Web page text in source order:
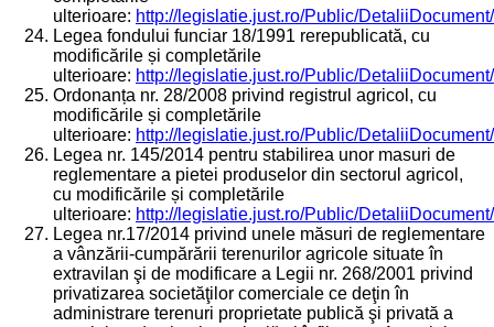
ulterioare: http://legislatie.just.ro/Public/
Legea fondului funciar 18/1991 rerepublicată, cu
modificările și completările
ulterioare: http://legislatie.just.ro/Public/
Ordonanța nr. 28/2008 privind registrul agricol, cu
modificările și completările
ulterioare: http://legislatie.just.ro/Public/
Legea nr. 145/2014 pentru stabilirea unor masuri de
reglementare a pietei produselor din sectorul agricol,
cu modificările și completările
ulterioare: http://legislatie.just.ro/Public/
Legea nr.17/2014 privind unele măsuri de reglementare
a vânzării-cumpărării terenurilor agricole situate în
extravilan şi de modificare a Legii nr. 268/2001 privind
privatizarea societăţilor comerciale ce deţin în
administrare terenuri proprietate publică şi privată a